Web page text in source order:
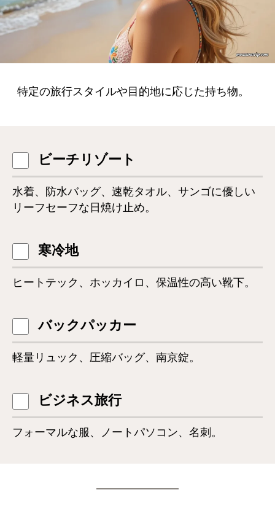
特定の旅行スタイルや目的地に応じた持ち物。
ビーチリゾート
水着、防水バッグ、速乾タオル、サンゴに優しい
リーフセーフな日焼け止め。
寒冷地
ヒートテック、ホッカイロ、保温性の高い靴下。
バックパッカー
軽量リュック、圧縮バッグ、南京錠。
ビジネス旅行
フォーマルな服、ノートパソコン、名刺。